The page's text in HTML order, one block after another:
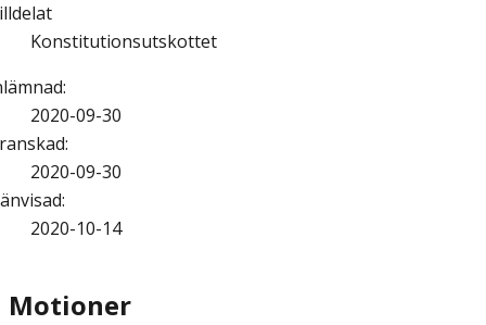
Konstitutionsutskottet
:
2020-09-30
:
2020-09-30
:
2020-10-14
Motioner